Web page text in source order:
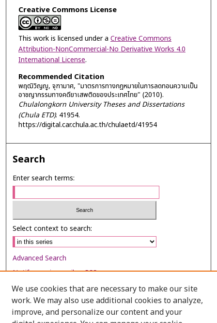
Creative Commons License
This work is licensed under a Creative Commons
Attribution-NonCommercial-No Derivative Works 4.0
International License.
Recommended Citation
พฤฒิวิญญู, จุฑามาศ, "มาตรการทางกฎหมายในการลดทอนความเป็น
อาชญากรรมทางคดียาเสพติดของประเทศไทย" (2010).
Chulalongkorn University Theses and Dissertations
(Chula ETD). 41954.
https://digital.car.chula.ac.th/chulaetd/41954
Search
Enter search terms:
Select context to search:
Advanced Search
Notify me via email orRSS
Browse
Collections
We use cookies that are necessary to make our site
work. We may also use additional cookies to analyze,
improve, and personalize our content and your